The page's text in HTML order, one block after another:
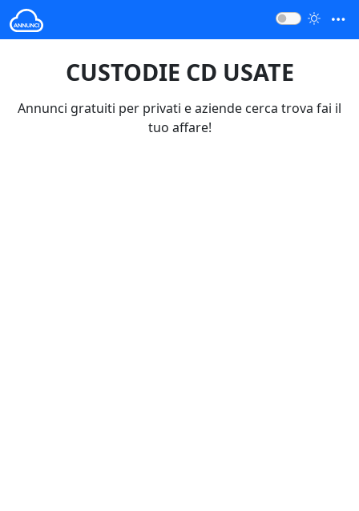
CUSTODIE CD USATE
Annunci gratuiti per privati e aziende cerca trova fai il
tuo affare!